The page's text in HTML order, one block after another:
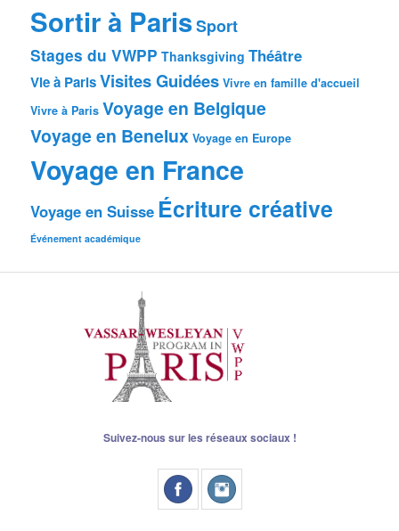
Sortir à ParisSport
Stages du VWPP Thanksgiving Théâtre
Vie à ParisVisites Guidées Vivre en famille d'accueil
Vivre à Paris Voyage en Belgique
Voyage en Benelux Voyage en Europe
Voyage en France
Voyage en Suisse Écriture créative
Événement académique
Suivez-nous sur les réseaux sociaux !